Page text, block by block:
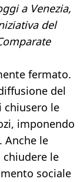
a Venezia,
del
fermato.
del
chiusero le
imponendo
Anche le
le
sociale